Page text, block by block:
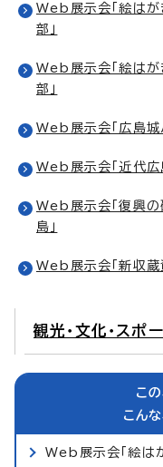
Web展示会「絵は
部」
Web展示会「絵は
部」
Web展示会「広島城
Web展示会「近代広
Web展示会「復興
島」
Web展示会「新収蔵
観光・文化・スポ
こ
こん
Web展示会「絵は